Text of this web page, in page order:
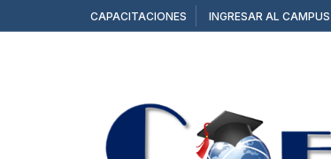
al
CAPACITACIONES INGRESAR AL CAMPUS